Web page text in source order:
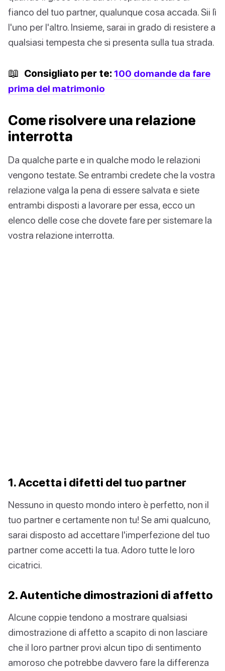
fianco del tuo partner, qualunque cosa accada. Sii lì
l'uno per l'altro. Insieme, sarai in grado di resistere a
qualsiasi tempesta che si presenta sulla tua strada.
📖 Consigliato per te: 100 domande da fare
prima del matrimonio
Come risolvere una relazione
interrotta
Da qualche parte e in qualche modo le relazioni
vengono testate. Se entrambi credete che la vostra
relazione valga la pena di essere salvata e siete
entrambi disposti a lavorare per essa, ecco un
elenco delle cose che dovete fare per sistemare la
vostra relazione interrotta.
1. Accetta i difetti del tuo partner
Nessuno in questo mondo intero è perfetto, non il
tuo partner e certamente non tu! Se ami qualcuno,
sarai disposto ad accettare l'imperfezione del tuo
partner come accetti la tua. Adoro tutte le loro
cicatrici.
2. Autentiche dimostrazioni di affetto
Alcune coppie tendono a mostrare qualsiasi
dimostrazione di affetto a scapito di non lasciare
che il loro partner provi alcun tipo di sentimento
amoroso che potrebbe davvero fare la differenza